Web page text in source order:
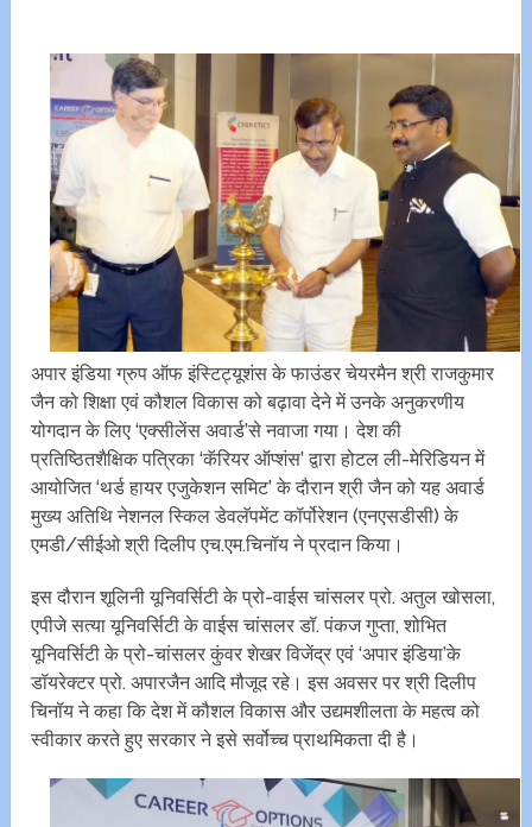
अपार इंडिया ग्रुप ऑफ इंस्टिट्यूशंस के फाउंडर चेयरमैन श्री राजकुमार
जैन को शिक्षा एवं कौशल विकास को बढ़ावा देने में उनके अनुकरणीय
योगदान के लिए ‘एक्सीलेंस अवार्ड’से नवाजा गया। देश की
प्रतिष्ठितशैक्षिक पत्रिका ‘कॅरियर ऑप्शंस’ द्वारा होटल ली-मेरिडियन में
आयोजित ‘थर्ड हायर एजुकेशन समिट’ के दौरान श्री जैन को यह अवार्ड
मुख्य अतिथि नेशनल स्किल डेवलॅपमेंट कॉर्पोरेशन (एनएसडीसी) के
एमडी/सीईओ श्री दिलीप एच.एम.चिनॉय ने प्रदान किया।
इस दौरान शूलिनी यूनिवर्सिटी के प्रो-वाईस चांसलर प्रो. अतुल खोसला,
एपीजे सत्या यूनिवर्सिटी के वाईस चांसलर डॉ. पंकज गुप्ता, शोभित
यूनिवर्सिटी के प्रो-चांसलर कुंवर शेखर विजेंद्र एवं ‘अपार इंडिया’के
डॉयरेक्टर प्रो. अपारजैन आदि मौजूद रहे। इस अवसर पर श्री दिलीप
चिनॉय ने कहा कि देश में कौशल विकास और उद्यमशीलता के महत्व को
स्वीकार करते हुए सरकार ने इसे सर्वोच्च प्राथमिकता दी है।